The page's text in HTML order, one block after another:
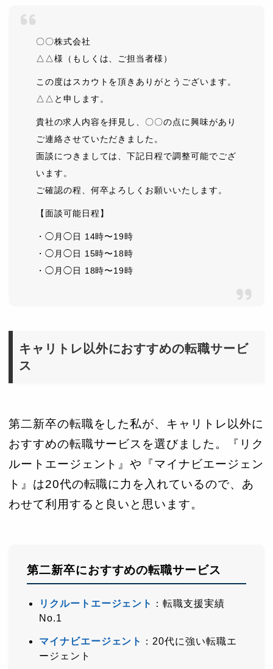
〇〇株式会社
△△様（もしくは、ご担当者様）
この度はスカウトを頂きありがとうございます。
△△と申します。
貴社の求人内容を拝見し、〇〇の点に興味があり
ご連絡させていただきました。
面談につきましては、下記日程で調整可能でござ
います。
ご確認の程、何卒よろしくお願いいたします。
【面談可能日程】
・◯月◯日 14時〜19時
・◯月◯日 15時〜18時
・◯月◯日 18時〜19時
キャリトレ以外におすすめの転職サービ
ス
第二新卒の転職をした私が、キャリトレ以外に
おすすめの転職サービスを選びました。『リク
ルートエージェント』や『マイナビエージェン
ト』は20代の転職に力を入れているので、あ
わせて利用すると良いと思います。
第二新卒におすすめの転職サービス
リクルートエージェント
：転職支援実績
No.1
マイナビエージェント
：20代に強い転職エ
ージェント